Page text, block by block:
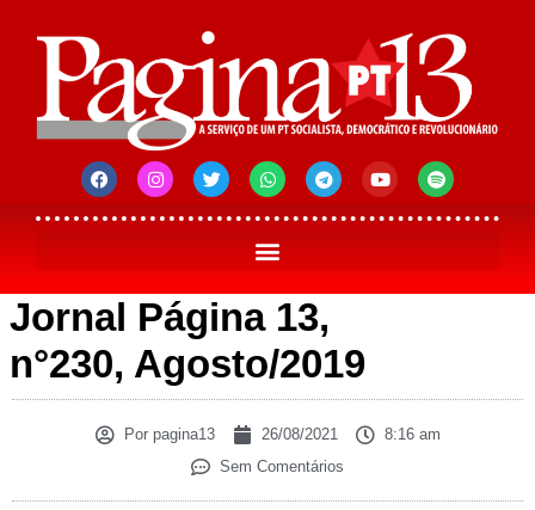
Jornal Página 13,
n°230, Agosto/2019
Porpagina13 26/08/2021
8:16 am
Sem Comentários